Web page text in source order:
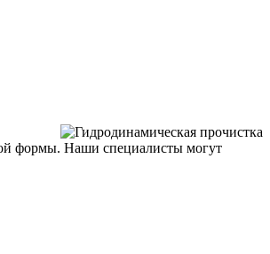
формы. Наши специалисты могут